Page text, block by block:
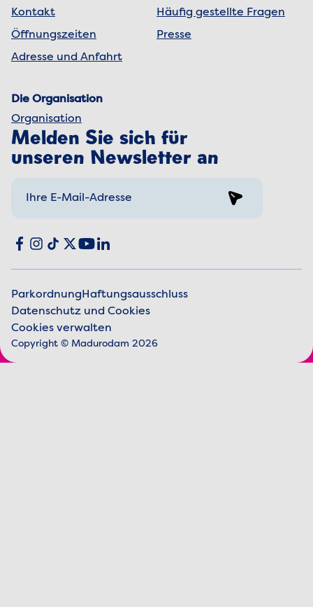
Kontakt
Öffnungszeiten
Adresse und Anfahrt
Häufig gestellte Fragen
Presse
Die Organisation
Organisation
Melden Sie sich für
unseren Newsletter an
Social media
Facebook
Instagram
TikTok
X YouTube
LinkedIn
Juristische Informationen
ParkordnungHaftungsausschluss
Datenschutz und Cookies
Cookies verwalten
Copyright © Madurodam 2026